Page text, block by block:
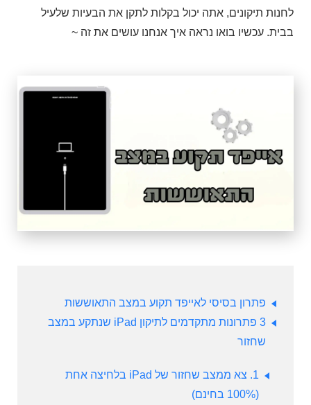
לחנות תיקונים, אתה יכול בקלות לתקן את הבעיות שלעיל
בבית. עכשיו בואו נראה איך אנחנו עושים את זה ~
פתרון בסיסי לאייפד תקוע במצב התאוששות
3 פתרונות מתקדמים לתיקון iPad שנתקע במצב
שחזור
1. צא ממצב שחזור של iPad בלחיצה אחת
(100% בחינם)